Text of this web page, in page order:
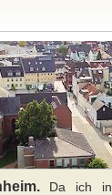
Da ich in